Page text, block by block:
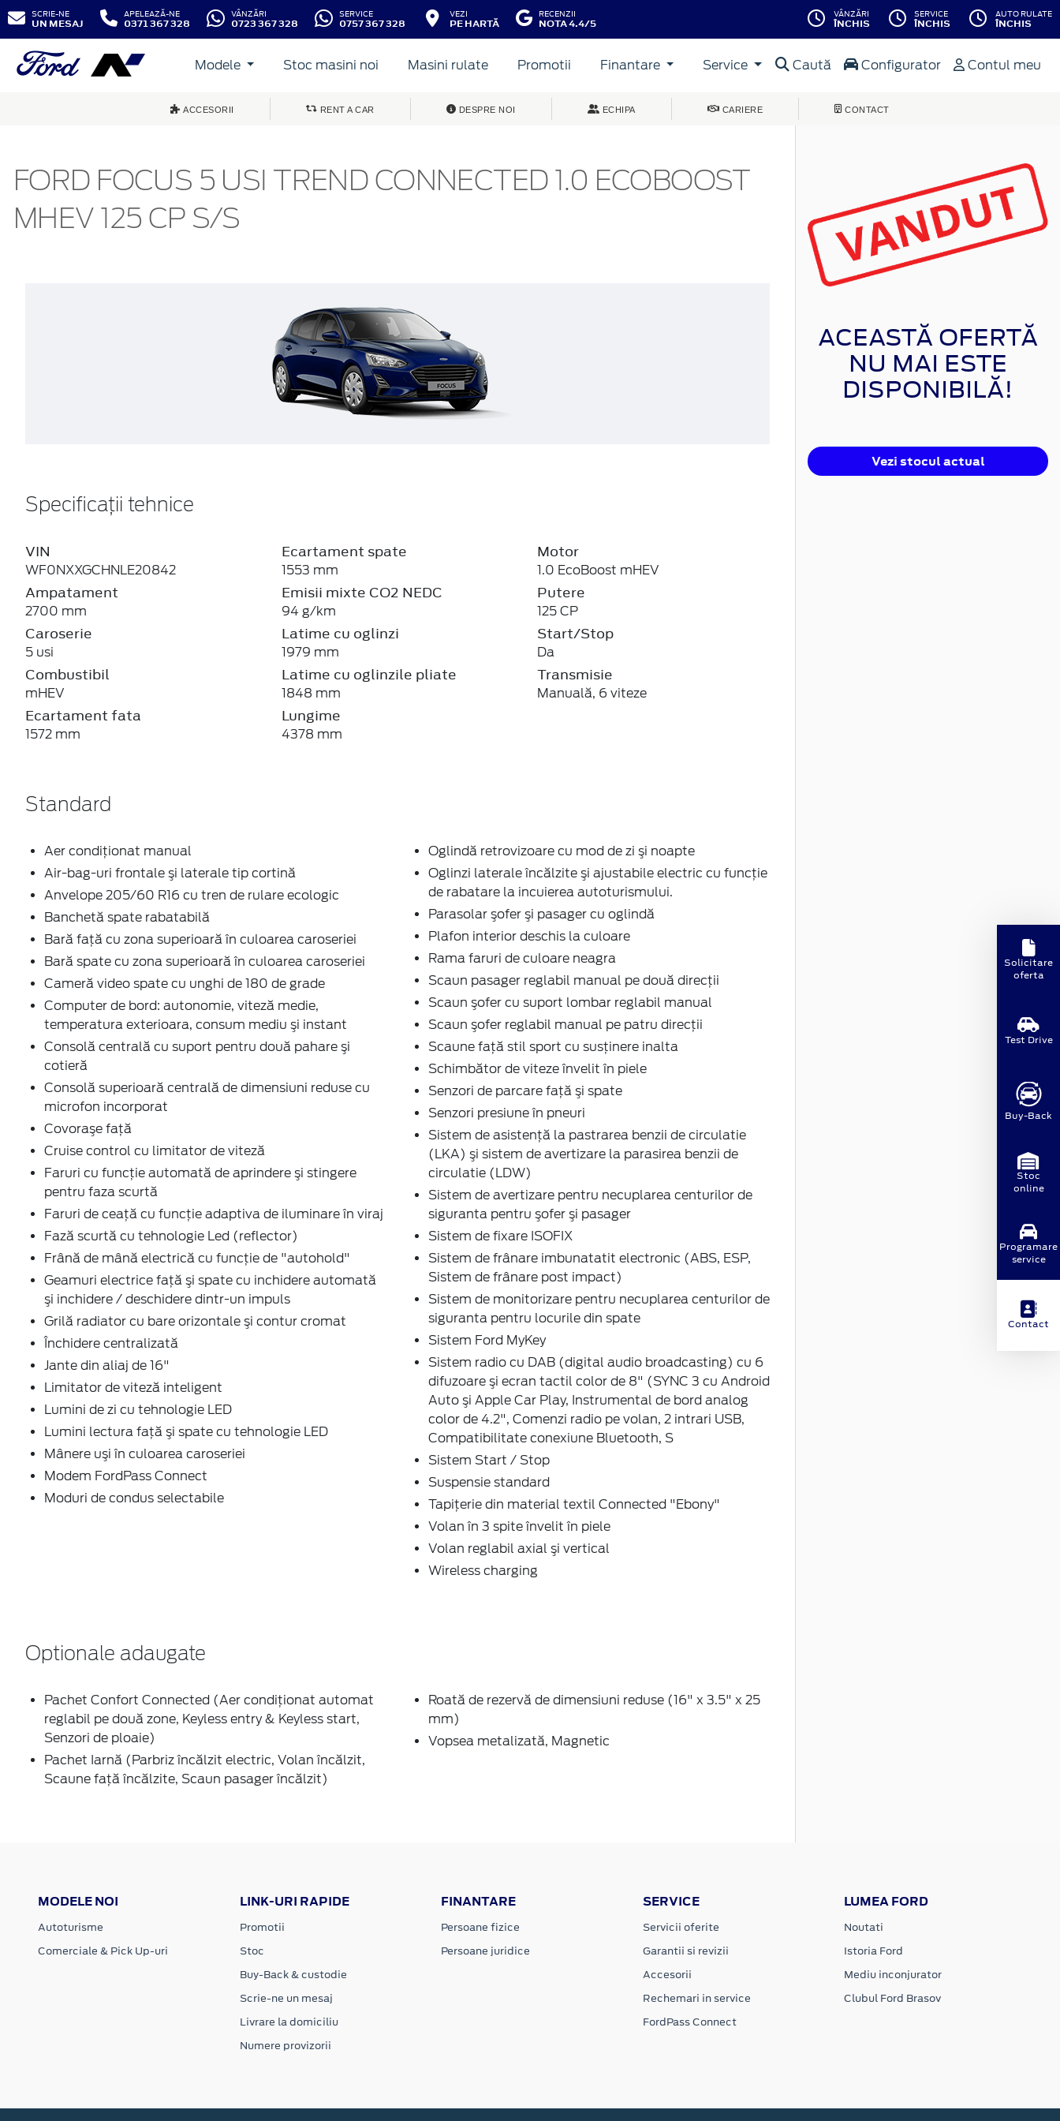
SCRIE-NE
UN MESAJ
APELEAZĂ-NE
0371 367 328
VÂNZĂRI
0723 367 328
SERVICE
0757 367 328
VEZI
PE HARTĂ
RECENZII
NOTA 4.4/5
VÂNZĂRI
ÎNCHIS
SERVICE
ÎNCHIS
AUTO RULATE
ÎNCHIS
Modele Stoc masini noi Masini rulate Promotii Finantare Service Caută Configurator Contul meu
ACCESORII RENT A CAR DESPRE NOI ECHIPA CARIERE CONTACT
FORD FOCUS 5 USI TREND CONNECTED 1.0 ECOBOOST
MHEV 125 CP S/S
Specificații tehnice
VIN
WF0NXXGCHNLE20842
Ampatament
2700 mm
Caroserie
5 usi
Combustibil
mHEV
Ecartament fata
1572 mm
Ecartament spate
1553 mm
Emisii mixte CO2 NEDC
94 g/km
Latime cu oglinzi
1979 mm
Latime cu oglinzile pliate
1848 mm
Lungime
4378 mm
Motor
1.0 EcoBoost mHEV
Putere
125 CP
Start/Stop
Da
Transmisie
Manuală, 6 viteze
Standard
Aer condiţionat manual
Air-bag-uri frontale şi laterale tip cortină
Anvelope 205/60 R16 cu tren de rulare ecologic
Banchetă spate rabatabilă
Bară faţă cu zona superioară în culoarea caroseriei
Bară spate cu zona superioară în culoarea caroseriei
Cameră video spate cu unghi de 180 de grade
Computer de bord: autonomie, viteză medie,
temperatura exterioara, consum mediu şi instant
Consolă centrală cu suport pentru două pahare şi
cotieră
Consolă superioară centrală de dimensiuni reduse cu
microfon incorporat
Covoraşe faţă
Cruise control cu limitator de viteză
Faruri cu funcţie automată de aprindere şi stingere
pentru faza scurtă
Faruri de ceaţă cu funcţie adaptiva de iluminare în viraj
Fază scurtă cu tehnologie Led (reflector)
Frână de mână electrică cu funcţie de "autohold"
Geamuri electrice faţă şi spate cu inchidere automată
şi inchidere / deschidere dintr-un impuls
Grilă radiator cu bare orizontale şi contur cromat
Închidere centralizată
Jante din aliaj de 16"
Limitator de viteză inteligent
Lumini de zi cu tehnologie LED
Lumini lectura faţă şi spate cu tehnologie LED
Mânere uşi în culoarea caroseriei
Modem FordPass Connect
Moduri de condus selectabile
Oglindă retrovizoare cu mod de zi şi noapte
Oglinzi laterale încălzite şi ajustabile electric cu funcţie
de rabatare la incuierea autoturismului.
Parasolar şofer şi pasager cu oglindă
Plafon interior deschis la culoare
Rama faruri de culoare neagra
Scaun pasager reglabil manual pe două direcţii
Scaun şofer cu suport lombar reglabil manual
Scaun şofer reglabil manual pe patru direcţii
Scaune faţă stil sport cu susţinere inalta
Schimbător de viteze învelit în piele
Senzori de parcare faţă şi spate
Senzori presiune în pneuri
Sistem de asistenţă la pastrarea benzii de circulatie
(LKA) şi sistem de avertizare la parasirea benzii de
circulatie (LDW)
Sistem de avertizare pentru necuplarea centurilor de
siguranta pentru şofer şi pasager
Sistem de fixare ISOFIX
Sistem de frânare imbunatatit electronic (ABS, ESP,
Sistem de frânare post impact)
Sistem de monitorizare pentru necuplarea centurilor de
siguranta pentru locurile din spate
Sistem Ford MyKey
Sistem radio cu DAB (digital audio broadcasting) cu 6
difuzoare şi ecran tactil color de 8" (SYNC 3 cu Android
Auto şi Apple Car Play, Instrumental de bord analog
color de 4.2", Comenzi radio pe volan, 2 intrari USB,
Compatibilitate conexiune Bluetooth, S
Sistem Start / Stop
Suspensie standard
Tapiţerie din material textil Connected "Ebony"
Volan în 3 spite învelit în piele
Volan reglabil axial şi vertical
Wireless charging
Optionale adaugate
Pachet Confort Connected (Aer condiţionat automat
reglabil pe două zone, Keyless entry & Keyless start,
Senzori de ploaie)
Pachet Iarnă (Parbriz încălzit electric, Volan încălzit,
Scaune faţă încălzite, Scaun pasager încălzit)
Roată de rezervă de dimensiuni reduse (16" x 3.5" x 25
mm)
Vopsea metalizată, Magnetic
ACEASTĂ OFERTĂ
NU MAI ESTE
DISPONIBILĂ!
Vezi stocul actual
MODELE NOI
Autoturisme
Comerciale & Pick Up-uri
LINK-URI RAPIDE
Promotii
Stoc
Buy-Back & custodie
Scrie-ne un mesaj
Livrare la domiciliu
Numere provizorii
FINANTARE
Persoane fizice
Persoane juridice
SERVICE
Servicii oferite
Garantii si revizii
Accesorii
Rechemari in service
FordPass Connect
LUMEA FORD
Noutati
Istoria Ford
Mediu inconjurator
Clubul Ford Brasov
Solicitare
oferta
Test Drive
Buy-Back
Stoc
online
Programare
service
Contact